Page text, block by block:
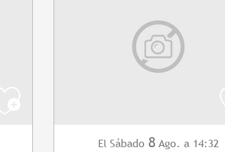
El Sábado 8 Ago. a 14:32